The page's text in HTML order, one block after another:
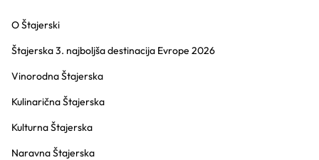
O Štajerski
Štajerska 3. najboljša destinacija Evrope 2026
Vinorodna Štajerska
Kulinarična Štajerska
Kulturna Štajerska
Naravna Štajerska